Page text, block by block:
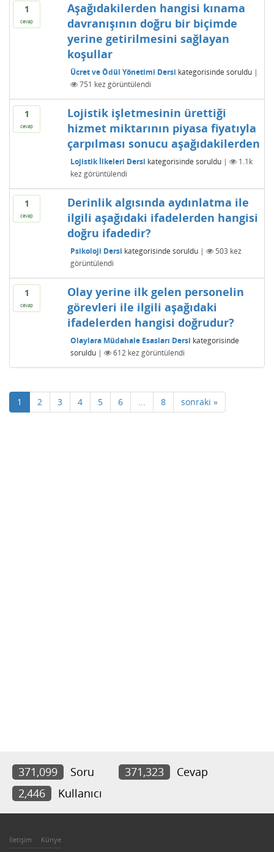
1
cevap
Aşağıdakilerden hangisi kınama
davranışının doğru bir biçimde
yerine getirilmesini sağlayan
koşullar
Ücret ve Ödül Yönetimi Dersi kategorisinde soruldu |
751 kez görüntülendi
1
cevap
Lojistik işletmesinin ürettiği
hizmet miktarının piyasa fiyatıyla
çarpılması sonucu aşağıdakilerden
Lojistik İlkeleri Dersi kategorisinde soruldu |
1.1k
kez görüntülendi
1
cevap
Derinlik algısında aydınlatma ile
ilgili aşağıdaki ifadelerden hangisi
doğru ifadedir?
Psikoloji Dersi kategorisinde soruldu | 503 kez
görüntülendi
1
cevap
Olay yerine ilk gelen personelin
görevleri ile ilgili aşağıdaki
ifadelerden hangisi doğrudur?
Olaylara Müdahale Esasları Dersi kategorisinde
soruldu | 612kez görüntülendi
1 2 3 4 5 6 ... 8 sonraki »
371,099 Soru 371,323
Cevap
2,446
Kullanıcı
İletişim Künye